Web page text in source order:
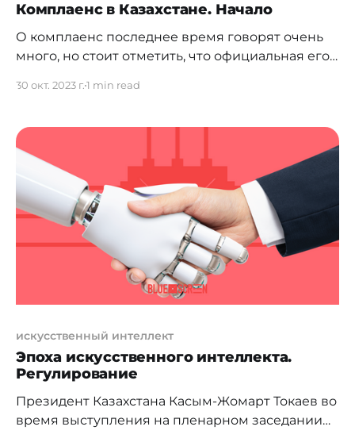
Комплаенс в Казахстане. Начало
О комплаенс последнее время говорят очень
много, но стоит отметить, что официальная его
году, а именно 27 октября того года. В
внесены дополнения в Инструкцию о
требованиях к наличию систем управления
рисками и внутреннего контроля в банках
30 окт. 2023 г.1 min read
искусственный интеллект
Эпоха искусственного интеллекта.
Регулирование
Президент Казахстана Касым-Жомарт Токаев во
время выступления на пленарном заседании